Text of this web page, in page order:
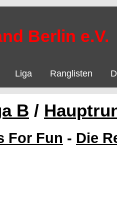
Berlin e.V.
Liga Ranglisten
B /
For Fun - Die